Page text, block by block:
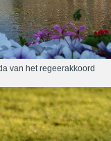
van het regeerakkoord